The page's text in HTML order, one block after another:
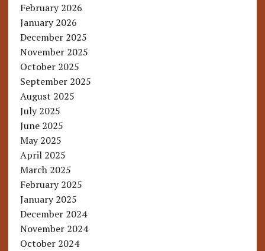
February 2026
January 2026
December 2025
November 2025
October 2025
September 2025
August 2025
July 2025
June 2025
May 2025
April 2025
March 2025
February 2025
January 2025
December 2024
November 2024
October 2024